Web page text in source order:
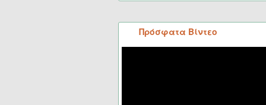
Πρόσφατα Βίντεο